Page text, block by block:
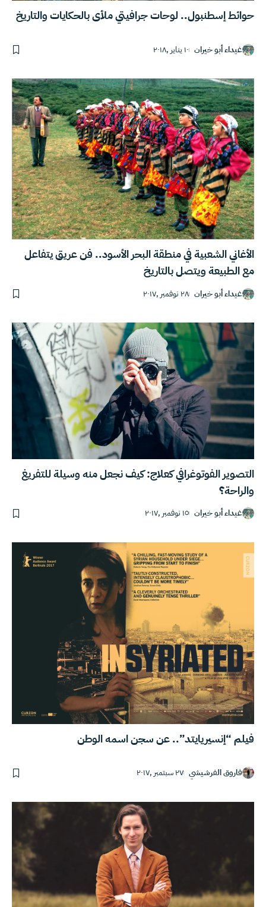
حوائط إسطنبول.. لوحات جرافيتي ملأى بالحكايات والتاريخ
غيداء أبو خيران ١٠ يناير ,٢٠١٨
الأغاني الشعبية في منطقة البحر الأسود.. فن عريق يتفاعل
مع الطبيعة ويتصل بالتاريخ
غيداء أبو خيران ٢٨ نوفمبر ,٢٠١٧
التصوير الفوتوغرافي كعلاج: كيف نجعل منه وسيلة للتفريغ
والراحة؟
غيداء أبو خيران ١٥ نوفمبر ,٢٠١٧
فيلم “إنسيريايتد”.. عن سجن اسمه الوطن
فاروق الفرشيشي ٢٧ سبتمبر ,٢٠١٧